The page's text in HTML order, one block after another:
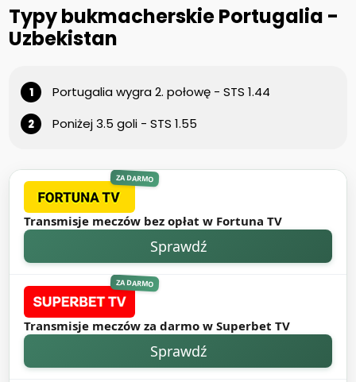
Typy bukmacherskie Portugalia -
Uzbekistan
Portugalia wygra 2. połowę - STS 1.44
Poniżej 3.5 goli - STS 1.55
ZA DARMO
Transmisje meczów bez opłat w Fortuna TV
Sprawdź
ZA DARMO
Transmisje meczów za darmo w Superbet TV
Sprawdź